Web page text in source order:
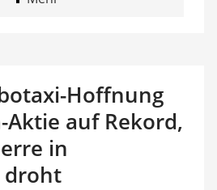
Hoffnung
auf Rekord,
in
droht